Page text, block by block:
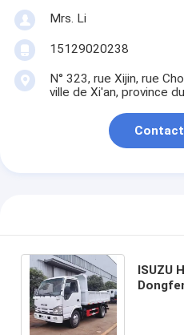
Mrs. Li
15129020238
N° 323, rue Xijin, rue
ville de Xi'an, province
ISUZU